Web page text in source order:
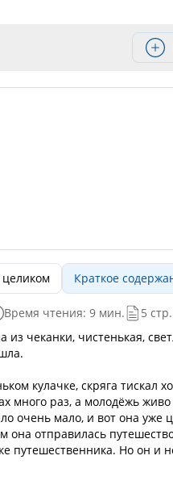
целиком Краткое
Время чтения: 9 мин.
5 стр.
чеканки, чистенькая,
кулачке, скряга
много раз, а молодёжь
очень мало, и вот она уже
она отправилась
путешественника. Но он и